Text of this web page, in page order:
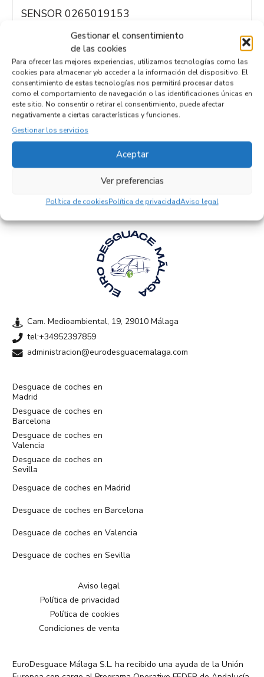
Gestionar el consentimiento
de las cookies
Para ofrecer las mejores experiencias, utilizamos tecnologías como las
cookies para almacenar y/o acceder a la información del dispositivo. El
consentimiento de estas tecnologías nos permitirá procesar datos
como el comportamiento de navegación o las identificaciones únicas en
este sitio. No consentir o retirar el consentimiento, puede afectar
negativamente a ciertas características y funciones.
Gestionar los servicios
Aceptar
Ver preferencias
Política de cookiesPolítica de privacidadAviso legal
SENSOR 0265019153
147069
Referencia OEM: 0265019153
32,95€ (IVA no incluído)
Empresas colaboradoras
Cam. Medioambiental, 19, 29010 Málaga
tel:+34952397859
administracion@eurodesguacemalaga.com
Desguace de coches en
Madrid
Desguace de coches en
Barcelona
Desguace de coches en
Valencia
Desguace de coches en
Sevilla
Desguace de coches en Madrid
Desguace de coches en Barcelona
Desguace de coches en Valencia
Desguace de coches en Sevilla
Aviso legal
Política de privacidad
Política de cookies
Condiciones de venta
EuroDesguace Málaga S.L. ha recibido una ayuda de la Unión